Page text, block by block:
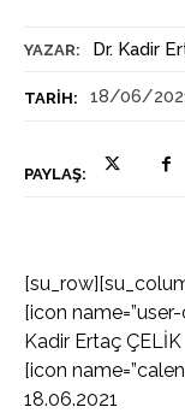
YAZAR: Dr. Kadir
TARIH: 18/06/
PAYLAŞ:
[icon
Kadir Ertaç ÇELİK
[icon
18.06.2021